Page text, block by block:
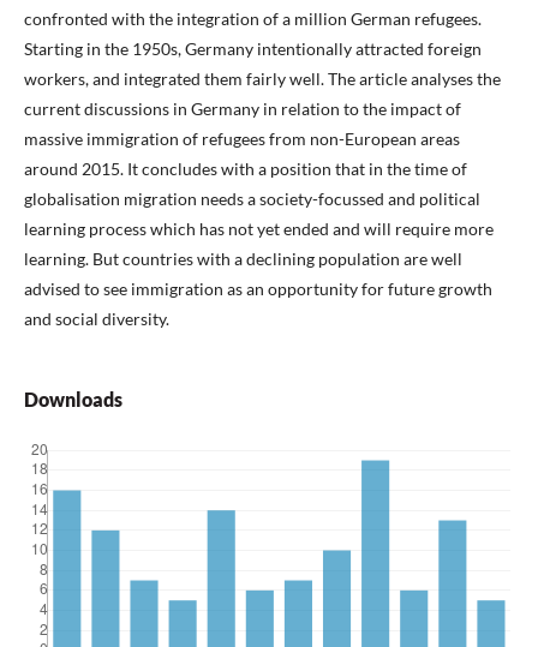
confronted with the integration of a million German refugees.
Starting in the 1950s, Germany intentionally attracted foreign
workers, and integrated them fairly well. The article analyses the
current discussions in Germany in relation to the impact of
massive immigration of refugees from non-European areas
around 2015. It concludes with a position that in the time of
globalisation migration needs a society-focussed and political
learning process which has not yet ended and will require more
learning. But countries with a declining population are well
advised to see immigration as an opportunity for future growth
and social diversity.
Downloads